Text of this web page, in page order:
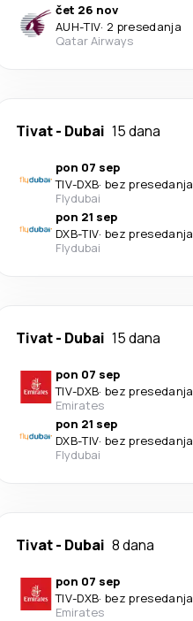
čet 26 nov
AUH-TIV· 2 presedanja
Qatar Airways
Tivat- Dubai 15 dana
pon 07 sep
TIV-DXB· bez presedanja
Flydubai
pon 21 sep
DXB-TIV· bez presedanja
Flydubai
Tivat- Dubai 15 dana
pon 07 sep
TIV-DXB· bez presedanja
Emirates
pon 21 sep
DXB-TIV· bez presedanja
Flydubai
Tivat- Dubai 8 dana
pon 07 sep
TIV-DXB· bez presedanja
Emirates